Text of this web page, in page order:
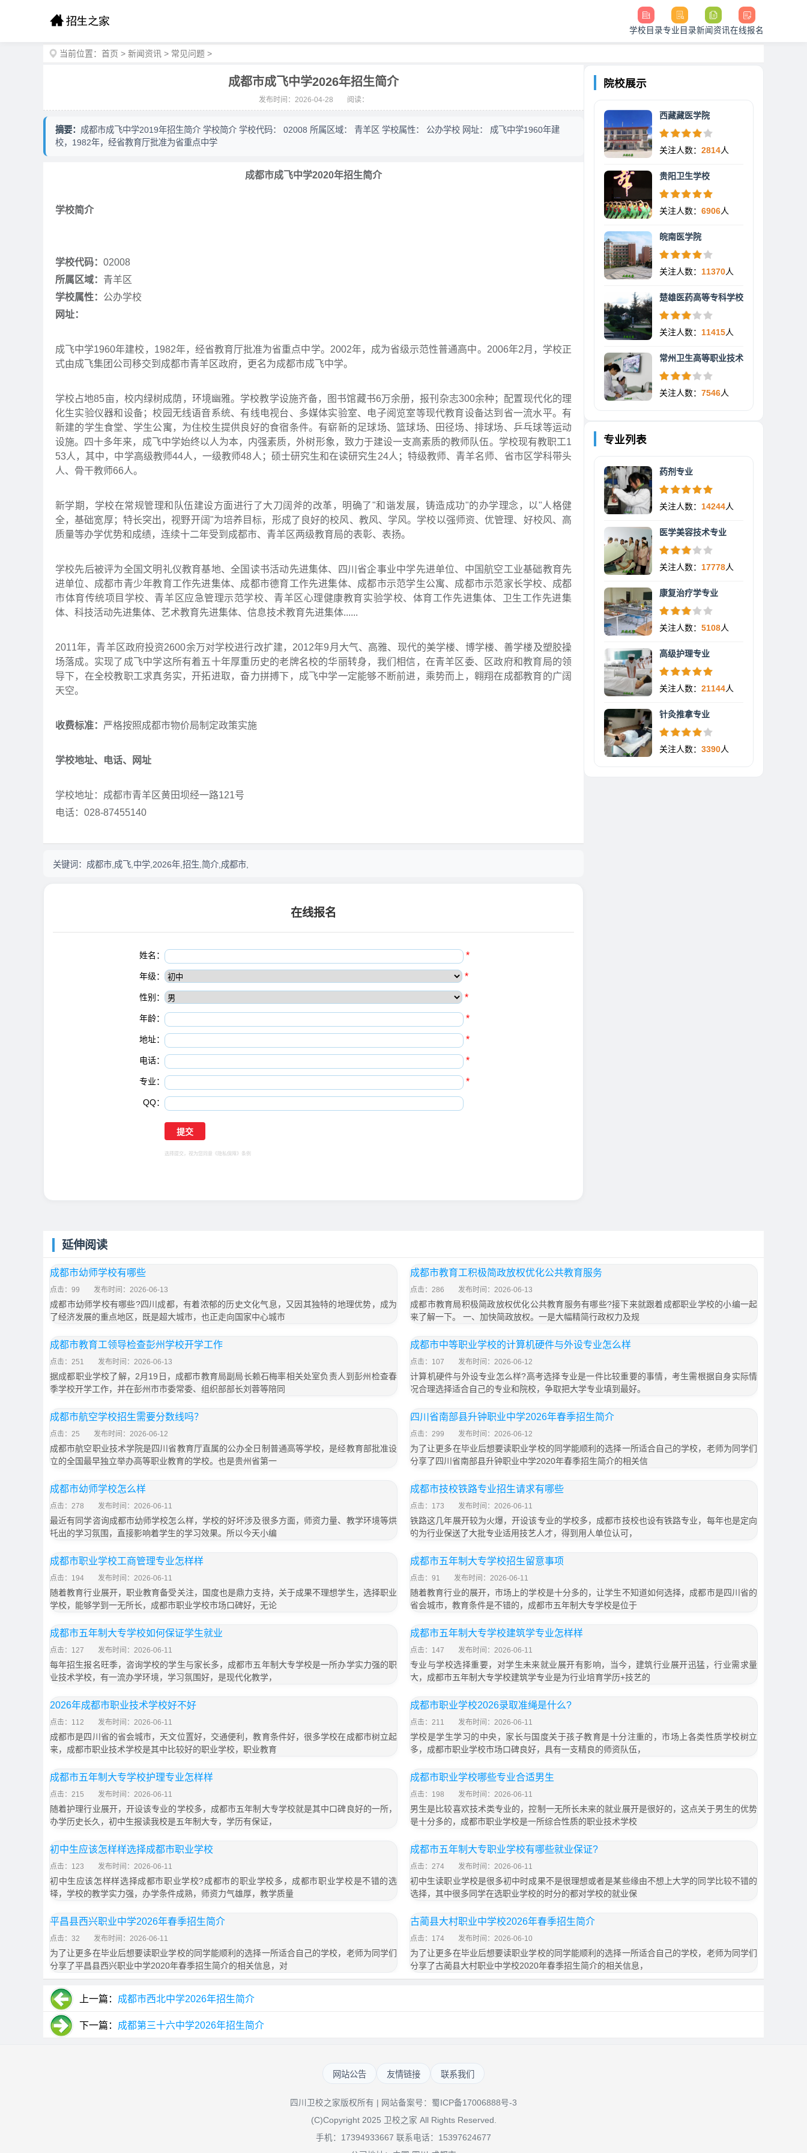
学校目录专业目录新闻资讯在线报名
当前位置： 首页 > 新闻资讯 > 常见问题 >
成都市成飞中学2026年招生简介
发布时间：2026-04-28 阅读：
摘要： 成都市成飞中学2019年招生简介 学校简介 学校代码： 02008 所属区域： 青羊区 学校属性： 公办学校 网址： 成飞中学1960年建
校，1982年，经省教育厅批准为省重点中学
成都市成飞中学2020年招生简介
学校简介
学校代码： 02008
所属区域： 青羊区
学校属性： 公办学校
网址：
成飞中学1960年建校，1982年，经省教育厅批准为省重点中学。2002年，成为省级示范性普通高中。2006年2月，学校正
式由成飞集团公司移交到成都市青羊区政府，更名为成都市成飞中学。
学校占地85亩，校内绿树成荫，环境幽雅。学校教学设施齐备，图书馆藏书6万余册，报刊杂志300余种；配置现代化的理
化生实验仪器和设备；校园无线语音系统、有线电视台、多媒体实验室、电子阅览室等现代教育设备达到省一流水平。有
新建的学生食堂、学生公寓，为住校生提供良好的食宿条件。有崭新的足球场、篮球场、田径场、排球场、乒乓球等运动
设施。四十多年来，成飞中学始终以人为本，内强素质，外树形象，致力于建设一支高素质的教师队伍。学校现有教职工1
53人，其中，中学高级教师44人，一级教师48人；硕士研究生和在读研究生24人；特级教师、青羊名师、省市区学科带头
人、骨干教师66人。
新学期，学校在常规管理和队伍建设方面进行了大刀阔斧的改革，明确了"和谐发展，铸造成功"的办学理念，以"人格健
全，基础宽厚；特长突出，视野开阔"为培养目标，形成了良好的校风、教风、学风。学校以强师资、优管理、好校风、高
质量等办学优势和成绩，连续十二年受到成都市、青羊区两级教育局的表彰、表扬。
学校先后被评为全国文明礼仪教育基地、全国读书活动先进集体、四川省企事业中学先进单位、中国航空工业基础教育先
进单位、成都市青少年教育工作先进集体、成都市德育工作先进集体、成都市示范学生公寓、成都市示范家长学校、成都
市体育传统项目学校、青羊区应急管理示范学校、青羊区心理健康教育实验学校、体育工作先进集体、卫生工作先进集
体、科技活动先进集体、艺术教育先进集体、信息技术教育先进集体......
2011年，青羊区政府投资2600余万对学校进行改扩建，2012年9月大气、高雅、现代的美学楼、博学楼、善学楼及塑胶操
场落成。实现了成飞中学这所有着五十年厚重历史的老牌名校的华丽转身，我们相信，在青羊区委、区政府和教育局的领
导下，在全校教职工求真务实，开拓进取，奋力拼搏下，成飞中学一定能够不断前进，乘势而上，翱翔在成都教育的广阔
天空。
收费标准： 严格按照成都市物价局制定政策实施
学校地址、电话、网址
学校地址：成都市青羊区黄田坝经一路121号
电话：028-87455140
关键词： 成都市,成飞,中学,2026年,招生,简介,成都市,
在线报名
姓名： *
年级： *
性别： *
年龄： *
地址： *
电话： *
专业： *
QQ：
选择提交，视为您同意 《隐私保障》 条例
院校展示
西藏藏医学院
关注人数： 2814人
贵阳卫生学校
关注人数： 6906人
皖南医学院
关注人数： 11370人
楚雄医药高等专科学校
关注人数： 11415人
常州卫生高等职业技术
关注人数： 7546人
专业列表
药剂专业
关注人数： 14244人
医学美容技术专业
关注人数： 17778人
康复治疗学专业
关注人数： 5108人
高级护理专业
关注人数： 21144人
针灸推拿专业
关注人数： 3390人
延伸阅读
成都市幼师学校有哪些
点击：99 发布时间：2026-06-13
成都市幼师学校有哪些?四川成都，有着浓郁的历史文化气息，又因其独特的地理优势，成为
了经济发展的重点地区，既是超大城市，也正走向国家中心城市
成都市教育工积极简政放权优化公共教育服务
点击：286 发布时间：2026-06-13
成都市教育局积极简政放权优化公共教育服务有哪些?接下来就跟着成都职业学校的小编一起
来了解一下。 一、加快简政放权。一是大幅精简行政权力及规
成都市教育工领导检查彭州学校开学工作
点击：251 发布时间：2026-06-13
据成都职业学校了解，2月19日，成都市教育局副局长赖石梅率相关处室负责人到彭州检查春
季学校开学工作，并在彭州市市委常委、组织部部长刘蓉等陪同
成都市中等职业学校的计算机硬件与外设专业怎么样
点击：107 发布时间：2026-06-12
计算机硬件与外设专业怎么样?高考选择专业是一件比较重要的事情，考生需根据自身实际情
况合理选择适合自己的专业和院校，争取把大学专业填到最好。
成都市航空学校招生需要分数线吗？
点击：25 发布时间：2026-06-12
成都市航空职业技术学院是四川省教育厅直属的公办全日制普通高等学校，是经教育部批准设
立的全国最早独立举办高等职业教育的学校。也是贵州省第一
四川省南部县升钟职业中学2026年春季招生简介
点击：299 发布时间：2026-06-12
为了让更多在毕业后想要读职业学校的同学能顺利的选择一所适合自己的学校，老师为同学们
分享了四川省南部县升钟职业中学2020年春季招生简介的相关信
成都市幼师学校怎么样
点击：278 发布时间：2026-06-11
最近有同学咨询成都市幼师学校怎么样，学校的好坏涉及很多方面，师资力量、教学环境等烘
托出的学习氛围，直接影响着学生的学习效果。所以今天小编
成都市技校铁路专业招生请求有哪些
点击：173 发布时间：2026-06-11
铁路这几年展开较为火爆，开设该专业的学校多，成都市技校也设有铁路专业，每年也是定向
的为行业保送了大批专业适用技艺人才，得到用人单位认可，
成都市职业学校工商管理专业怎样样
点击：194 发布时间：2026-06-11
随着教育行业展开，职业教育备受关注，国度也是鼎力支持，关于成果不理想学生，选择职业
学校，能够学到一无所长，成都市职业学校市场口碑好，无论
成都市五年制大专学校招生留意事项
点击：91 发布时间：2026-06-11
随着教育行业的展开，市场上的学校是十分多的，让学生不知道如何选择，成都市是四川省的
省会城市，教育条件是不错的，成都市五年制大专学校是位于
成都市五年制大专学校如何保证学生就业
点击：127 发布时间：2026-06-11
每年招生报名旺季，咨询学校的学生与家长多，成都市五年制大专学校是一所办学实力强的职
业技术学校，有一流办学环境，学习氛围好，是现代化教学，
成都市五年制大专学校建筑学专业怎样样
点击：147 发布时间：2026-06-11
专业与学校选择重要，对学生未来就业展开有影响，当今，建筑行业展开迅猛，行业需求量
大，成都市五年制大专学校建筑学专业是为行业培育学历+技艺的
2026年成都市职业技术学校好不好
点击：112 发布时间：2026-06-11
成都市是四川省的省会城市，天文位置好，交通便利，教育条件好，很多学校在成都市树立起
来，成都市职业技术学校是其中比较好的职业学校，职业教育
成都市职业学校2026录取准绳是什么?
点击：211 发布时间：2026-06-11
学校是学生学习的中央，家长与国度关于孩子教育是十分注重的，市场上各类性质学校树立
多，成都市职业学校市场口碑良好，具有一支精良的师资队伍，
成都市五年制大专学校护理专业怎样样
点击：215 发布时间：2026-06-11
随着护理行业展开，开设该专业的学校多，成都市五年制大专学校就是其中口碑良好的一所，
办学历史长久，初中生报读我校是五年制大专，学历有保证，
成都市职业学校哪些专业合适男生
点击：198 发布时间：2026-06-11
男生是比较喜欢技术类专业的，控制一无所长未来的就业展开是很好的，这点关于男生的优势
是十分多的，成都市职业学校是一所综合性质的职业技术学校
初中生应该怎样样选择成都市职业学校
点击：123 发布时间：2026-06-11
初中生应该怎样样选择成都市职业学校?成都市的职业学校多，成都市职业学校是不错的选
择，学校的教学实力强，办学条件成熟，师资力气雄厚，教学质量
成都市五年制大专职业学校有哪些就业保证?
点击：274 发布时间：2026-06-11
初中生读职业学校是很多初中时成果不是很理想或者是某些缘由不想上大学的同学比较不错的
选择，其中很多同学在选职业学校的时分的都对学校的就业保
平昌县西兴职业中学2026年春季招生简介
点击：32 发布时间：2026-06-11
为了让更多在毕业后想要读职业学校的同学能顺利的选择一所适合自己的学校，老师为同学们
分享了平昌县西兴职业中学2020年春季招生简介的相关信息，对
古蔺县大村职业中学校2026年春季招生简介
点击：174 发布时间：2026-06-10
为了让更多在毕业后想要读职业学校的同学能顺利的选择一所适合自己的学校，老师为同学们
分享了古蔺县大村职业中学校2020年春季招生简介的相关信息，
上一篇： 成都市西北中学2026年招生简介
下一篇： 成都第三十六中学2026年招生简介
网站公告 友情链接 联系我们
四川卫校之家版权所有 | 网站备案号： 蜀ICP备17006888号-3
(C)Copyright 2025 卫校之家 All Rights Reserved.
手机：17394933667 联系电话：15397624677